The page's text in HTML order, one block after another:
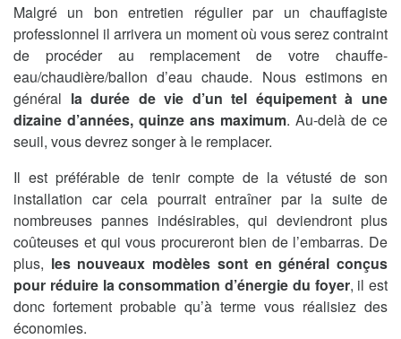
Malgré un bon entretien régulier par un chauffagiste
professionnel il arrivera un moment où vous serez contraint
de procéder au remplacement de votre chauffe-
eau/chaudière/ballon d’eau chaude. Nous estimons en
général la durée de vie d’un tel équipement à une
dizaine d’années, quinze ans maximum. Au-delà de ce
seuil, vous devrez songer à le remplacer.
Il est préférable de tenir compte de la vétusté de son
installation car cela pourrait entraîner par la suite de
nombreuses pannes indésirables, qui deviendront plus
coûteuses et qui vous procureront bien de l’embarras. De
plus, les nouveaux modèles sont en général conçus
pour réduire la consommation d’énergie du foyer, il est
donc fortement probable qu’à terme vous réalisiez des
économies.